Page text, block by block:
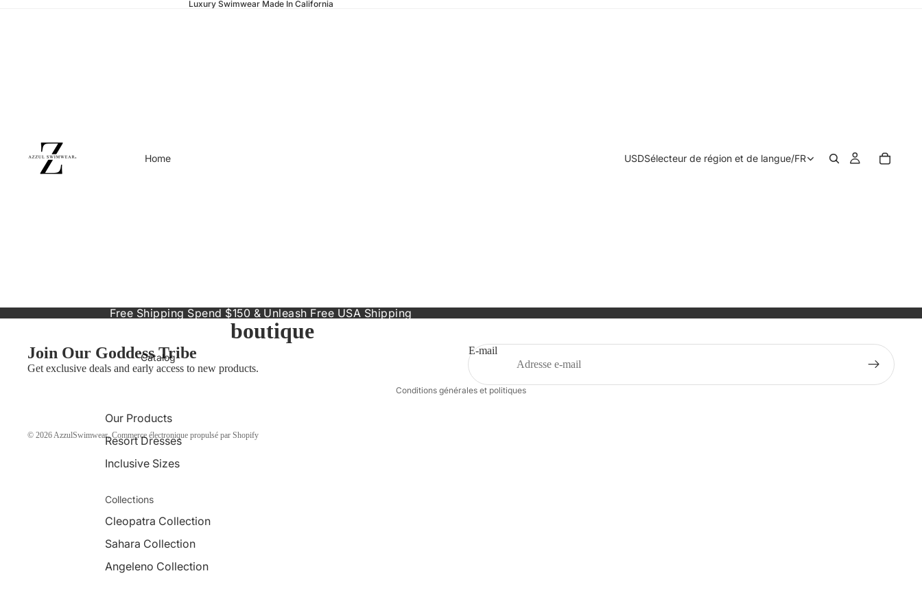
Luxury Swimwear Made In California
Home
Catalog
Our Products
Resort Dresses
Inclusive Sizes
Collections
Cleopatra Collection
Sahara Collection
Angeleno Collection
USDSélecteur de région et de langue/FR
Free Shipping Spend $150 & Unleash Free USA Shipping
boutique
Join Our Goddess Tribe
Get exclusive deals and early access to new products.
E-mail
© 2026 AzzulSwimwear,Commerce électronique propulsé par Shopify
Conditions générales et politiques
Politique de remboursement
Conditions d’utilisation